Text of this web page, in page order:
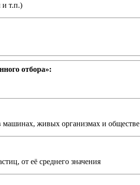
и т.п.)
отбора»:
машинах, живых организмах и обществе
от её среднего значения